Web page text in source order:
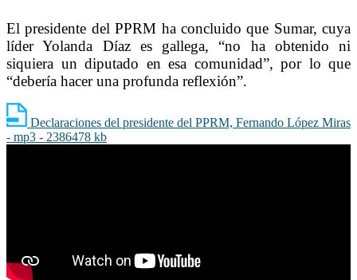
El presidente del PPRM ha concluido que Sumar, cuya
líder Yolanda Díaz es gallega, “no ha obtenido ni
siquiera un diputado en esa comunidad”, por lo que
“debería hacer una profunda reflexión”.
Declaraciones del presidente del PPRM, Fernando López Miras
- mp3 - 2386478 kb